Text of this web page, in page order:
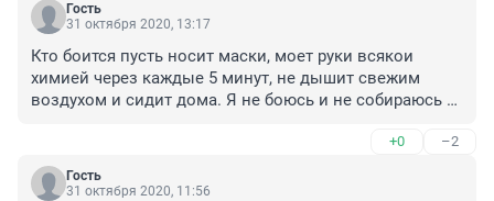
Гость
31 октября 2020, 13:17
Кто боится пусть носит маски, моет руки всякои
химией через каждые 5 минут, не дышит свежим
воздухом и сидит дома. Я не боюсь и не собираюсь
+0 –2
Гость
31 октября 2020, 11:56